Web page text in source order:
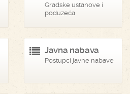
Gradske ustanove i
poduzeća
Javna nabava
Postupci javne nabave